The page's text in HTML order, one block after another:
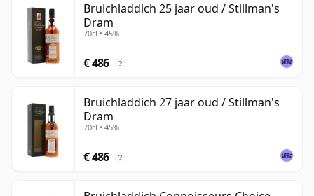
Bruichladdich 25 jaar oud / Stillman's
Dram
70cl • 45%
€ 486 ?
Bruichladdich 27 jaar oud / Stillman's
Dram
70cl • 45%
€ 486 ?